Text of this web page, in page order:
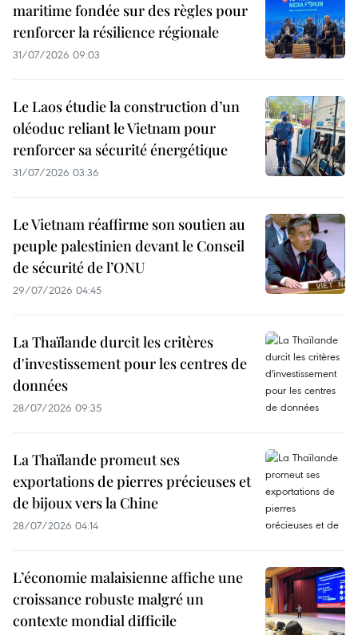
maritime fondée sur des règles pour
renforcer la résilience régionale
31/07/2026 09:03
Le Laos étudie la construction d’un
oléoduc reliant le Vietnam pour
renforcer sa sécurité énergétique
31/07/2026 03:36
Le Vietnam réaffirme son soutien au
peuple palestinien devant le Conseil
de sécurité de l’ONU
29/07/2026 04:45
La Thaïlande durcit les critères
d'investissement pour les centres de
données
28/07/2026 09:35
La Thaïlande promeut ses
exportations de pierres précieuses et
de bijoux vers la Chine
28/07/2026 04:14
L’économie malaisienne affiche une
croissance robuste malgré un
contexte mondial difficile